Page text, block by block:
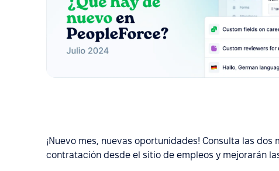
¡Nuevo mes, nuevas oportunidades! Consulta las
contratación desde el sitio de empleos y mejorarán